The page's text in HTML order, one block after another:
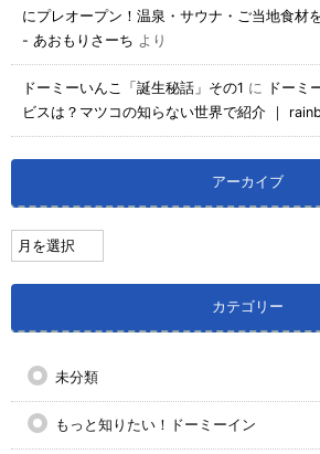
にプレオープン！温泉・サウナ・ご当地食材
- あおもりさーち より
ドーミーいんこ「誕生秘話」その1 に ドーミ
ビスは？マツコの知らない世界で紹介 ｜
アーカイブ
カテゴリー
未分類
もっと知りたい！ドーミーイン